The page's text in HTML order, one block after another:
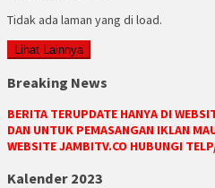
Tidak ada laman yang di load.
Lihat Lainnya
Breaking News
BERITA TERUPDATE HANYA DI
DAN UNTUK PEMASANGAN IKLAN
WEBSITE JAMBITV.CO HUBUNGI
Kalender 2023